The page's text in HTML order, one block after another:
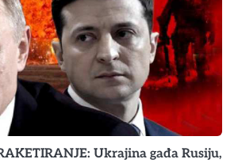
Ukrajina gađa Rusiju,